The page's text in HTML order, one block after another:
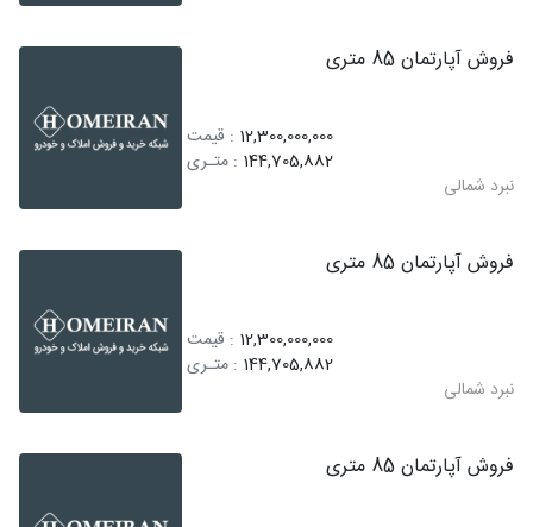
فروش آپارتمان 85 متری
12,300,000,000 : قیمت
144,705,882 : متـری
نبرد شمالی
فروش آپارتمان 85 متری
12,300,000,000 : قیمت
144,705,882 : متـری
نبرد شمالی
فروش آپارتمان 85 متری